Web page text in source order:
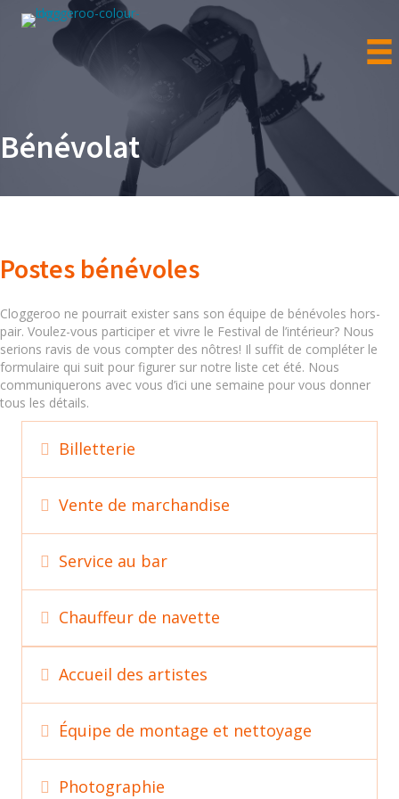
Bénévolat
Postes bénévoles
Cloggeroo ne pourrait exister sans son équipe de bénévoles hors-
pair. Voulez-vous participer et vivre le Festival de l’intérieur? Nous
serions ravis de vous compter des nôtres! Il suffit de compléter le
formulaire qui suit pour figurer sur notre liste cet été. Nous
communiquerons avec vous d’ici une semaine pour vous donner
tous les détails.
Déplier
Billetterie
Déplier
Vente de marchandise
Déplier
Service au bar
Déplier
Chauffeur de navette
Déplier
Accueil des artistes
Déplier
Équipe de montage et nettoyage
Déplier
Photographie